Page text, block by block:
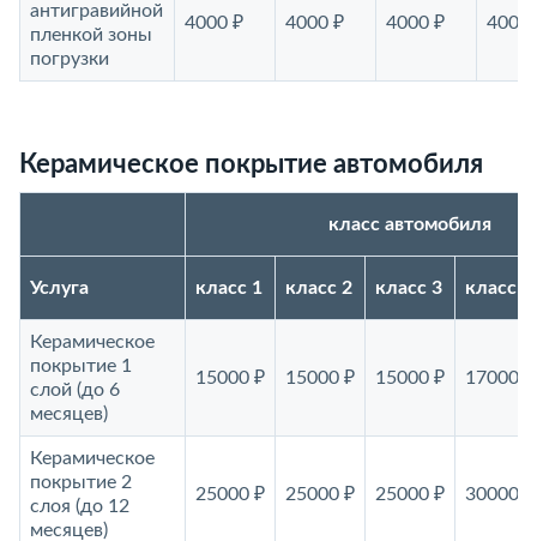
антигравийной
пленкой зоны
погрузки
4000 ₽ 4000 ₽ 4000 ₽ 4000
Керамическое покрытие автомобиля
класс автомобиля
Услуга класс 1 класс 2 класс 3 класс 4
Керамическое
покрытие 1
слой (до 6
месяцев)
15000 ₽ 15000 ₽ 15000 ₽ 17000 ₽
Керамическое
покрытие 2
слоя (до 12
месяцев)
25000 ₽ 25000 ₽ 25000 ₽ 30000 ₽